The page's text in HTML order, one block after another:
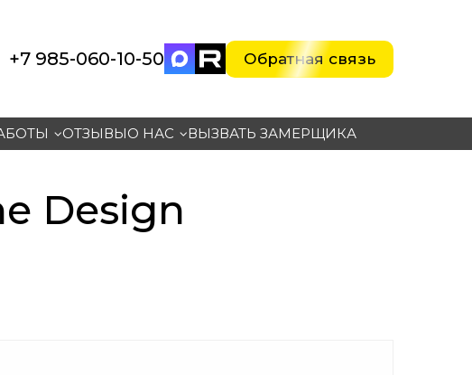
Обратная связь
+7 985-060-10-50
ОТЗЫВЫО НАС ВЫЗВАТЬ ЗАМЕРЩИКА
Design